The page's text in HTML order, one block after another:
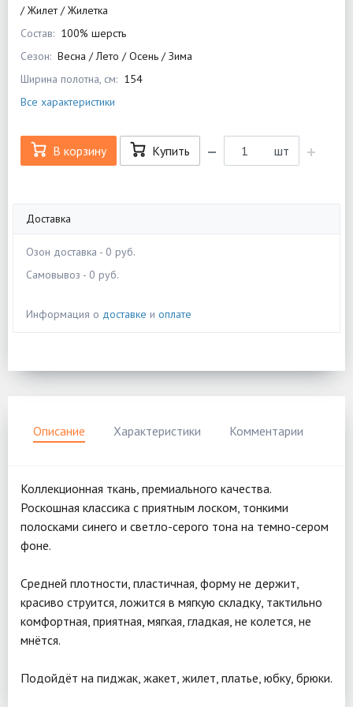
/ Жилет / Жилетка
Состав: 100% шерсть
Сезон: Весна / Лето / Осень / Зима
Ширина полотна, см: 154
Все характеристики
В корзину Купить шт
Доставка
Озон доставка - 0 руб.
Самовывоз - 0 руб.
Информация о доставке и оплате
Описание Характеристики Комментарии
Коллекционная ткань, премиального качества.
Роскошная классика с приятным лоском, тонкими
полосками синего и светло-серого тона на темно-сером
фоне.
Средней плотности, пластичная, форму не держит,
красиво струится, ложится в мягкую складку, тактильно
комфортная, приятная, мягкая, гладкая, не колется, не
мнётся.
Подойдёт на пиджак, жакет, жилет, платье, юбку, брюки.